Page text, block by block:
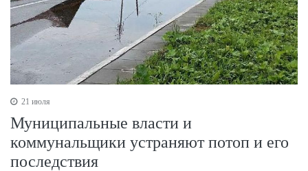
21 июля
Муниципальные власти и
коммунальщики устраняют потоп и его
последствия